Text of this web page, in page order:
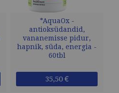
*AquaOx -
antioksüdandid,
vananemisse pidur,
hapnik, süda, energia -
60tbl
35,50 €